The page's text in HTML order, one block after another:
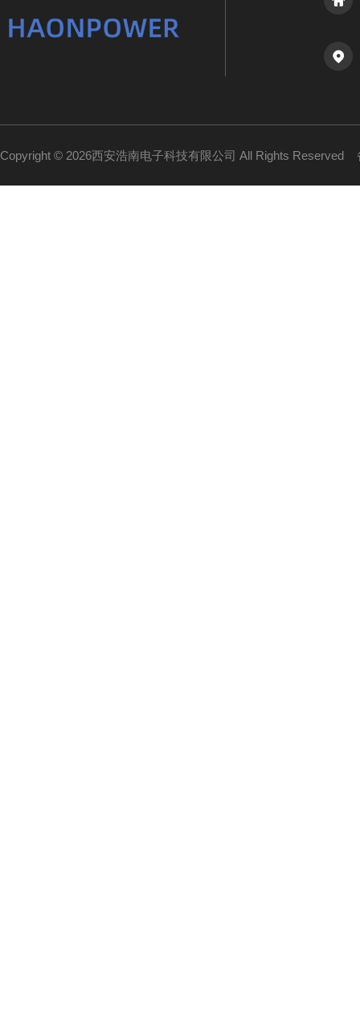
Copyright © 2026西安浩南电子科技有限公司 All Rights Reserved